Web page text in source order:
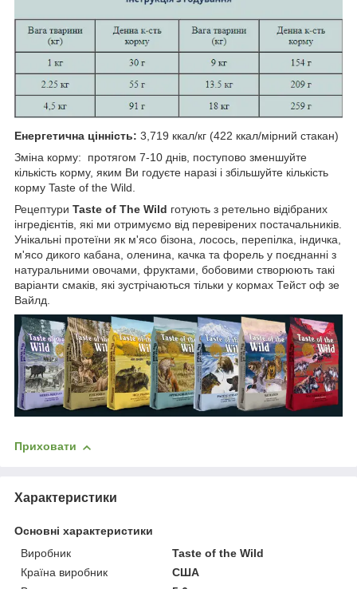
Енергетична цінність: 3,719 ккал/кг (422 ккал/мірний стакан)
Зміна корму: протягом 7-10 днів, поступово зменшуйте
кількість корму, яким Ви годуєте наразі і збільшуйте кількість
корму Taste of the Wild.
Рецептури Taste of The Wild готують з ретельно відібраних
інгредієнтів, які ми отримуємо від перевірених постачальників.
Унікальні протеїни як м'ясо бізона, лосось, перепілка, індичка,
м'ясо дикого кабана, оленина, качка та форель у поєднанні з
натуральними овочами, фруктами, бобовими створюють такі
варіанти смаків, які зустрічаються тільки у кормах Тейст оф зе
Вайлд.
Приховати
Характеристики
Основні характеристики
Виробник
Taste of the Wild
Країна виробник
США